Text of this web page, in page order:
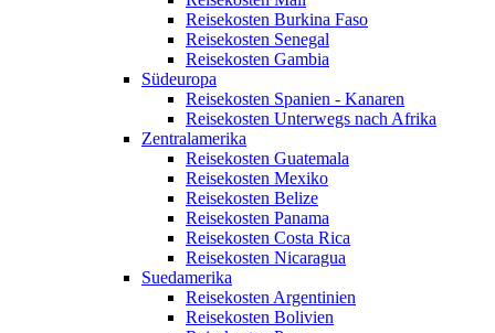
Reisekosten Burkina Faso
Reisekosten Senegal
Reisekosten Gambia
Südeuropa
Reisekosten Spanien - Kanaren
Reisekosten Unterwegs nach Afrika
Zentralamerika
Reisekosten Guatemala
Reisekosten Mexiko
Reisekosten Belize
Reisekosten Panama
Reisekosten Costa Rica
Reisekosten Nicaragua
Suedamerika
Reisekosten Argentinien
Reisekosten Bolivien